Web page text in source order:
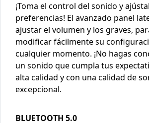
¡Toma el control del sonido y
preferencias! El avanzado panel
ajustar el volumen y los graves,
modificar fácilmente su
cualquier momento. ¡No hagas
un sonido que cumpla tus
alta calidad y con una calidad de
excepcional.
BLUETOOTH 5.0